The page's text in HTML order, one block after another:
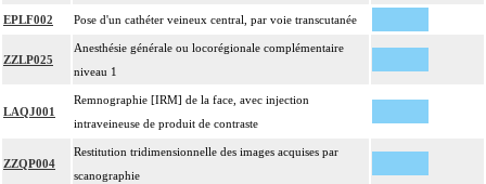
EPLF002 Pose d'un cathéter veineux central, par voie transcutanée
ZZLP025
Anesthésie générale ou locorégionale complémentaire
niveau 1
LAQJ001
Remnographie [IRM] de la face, avec injection
intraveineuse de produit de contraste
ZZQP004
Restitution tridimensionnelle des images acquises par
scanographie